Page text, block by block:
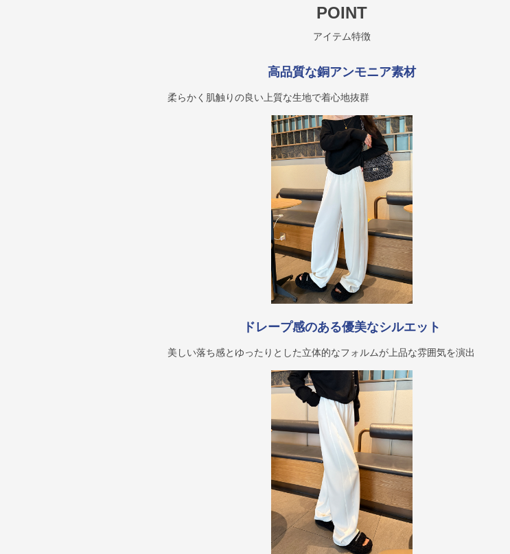
POINT
アイテム特徴
高品質な銅アンモニア素材
柔らかく肌触りの良い上質な生地で着心地抜群
ドレープ感のある優美なシルエット
美しい落ち感とゆったりとした立体的なフォルムが上品な雰囲気を演出